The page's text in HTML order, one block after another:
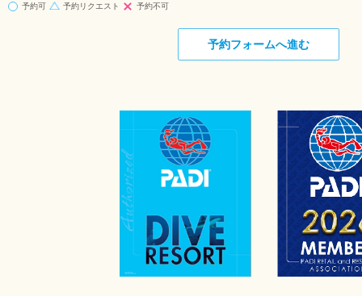
予約可 予約リクエスト 予約不可
予約フォームへ進む